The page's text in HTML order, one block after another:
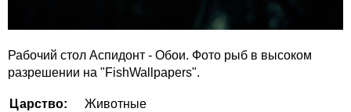
Рабочий стол Аспидонт - Обои. Фото рыб в высоком
разрешении на "FishWallpapers".
Царство:
Животные